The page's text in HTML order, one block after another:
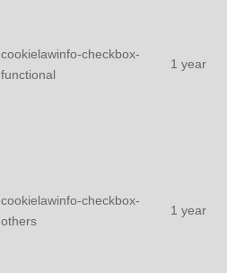
cookielawinfo-checkbox-
functional
1 year
cookielawinfo-checkbox-
others
1 year